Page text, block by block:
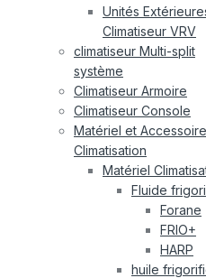
Unités
Climatiseur VRV
climatiseur Multi-split
système
Climatiseur Armoire
Climatiseur Console
Matériel et Accessoire
Climatisation
Matériel
Fluide
Forane
FRIO+
HARP
huile